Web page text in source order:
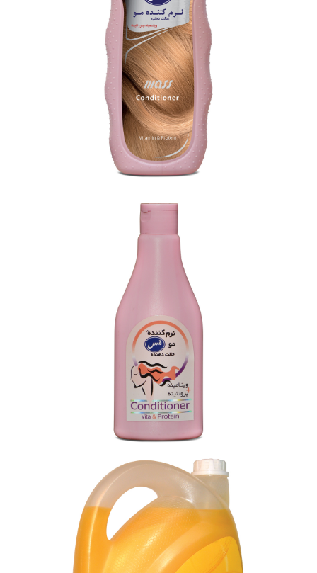
شامپو دوقلو مَس (400 گرمی)
بزرگنمایی توضیحات بیشتر
نرم کننده ویتامینه-پروتئینه موی سر مَس (400 گرمی)
بزرگنمایی توضیحات بیشتر
نرم کننده ویتامینه-پروتئینه موی سر مَس (200 گرمی)